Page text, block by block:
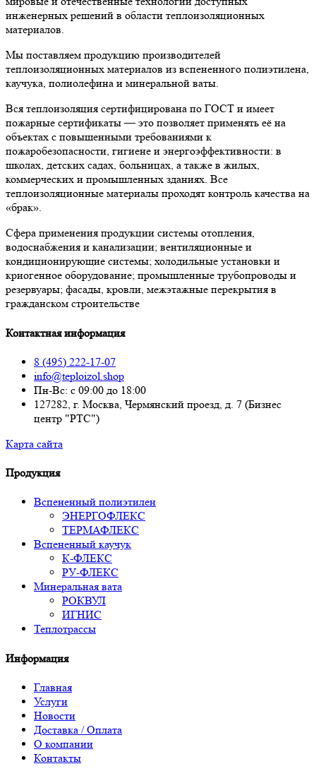
инженерных решений в области теплоизоляционных
материалов.
Мы поставляем продукцию производителей
теплоизоляционных материалов из вспененного полиэтилена,
каучука, полиолефина и минеральной ваты.
Вся теплоизоляция сертифицирована по ГОСТ и имеет
пожарные сертификаты — это позволяет применять её на
объектах с повышенными требованиями к
пожаробезопасности, гигиене и энергоэффективности: в
школах, детских садах, больницах, а также в жилых,
коммерческих и промышленных зданиях. Все
теплоизоляционные материалы проходят контроль качества на
«брак».
Сфера применения продукции системы отопления,
водоснабжения и канализации; вентиляционные и
кондиционирующие системы; холодильные установки и
криогенное оборудование; промышленные трубопроводы и
резервуары; фасады, кровли, межэтажные перекрытия в
гражданском строительстве
Контактная информация
8 (495) 222-17-07
info@teploizol.shop
Пн-Вс: с 09:00 до 18:00
127282, г. Москва, Чермянский проезд, д. 7 (Бизнес
центр "РТС")
Карта сайта
Продукция
Вспененный полиэтилен
ЭНЕРГОФЛЕКС
ТЕРМАФЛЕКС
Вспененный каучук
К-ФЛЕКС
РУ-ФЛЕКС
Минеральная вата
РОКВУЛ
ИГНИС
Теплотрассы
Информация
Главная
Услуги
Новости
Доставка / Оплата
О компании
Контакты